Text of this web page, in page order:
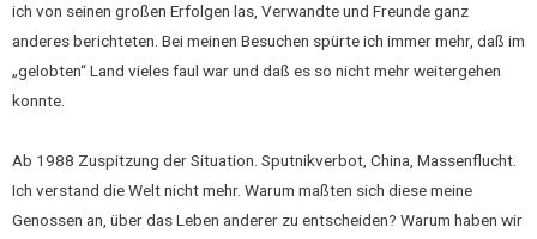
ich von seinen großen Erfolgen las, Verwandte und Freunde ganz
anderes berichteten. Bei meinen Besuchen spürte ich immer mehr, daß im
„gelobten“ Land vieles faul war und daß es so nicht mehr weitergehen
konnte.
Ab 1988 Zuspitzung der Situation. Sputnikverbot, China, Massenflucht.
Ich verstand die Welt nicht mehr. Warum maßten sich diese meine
Genossen an, über das Leben anderer zu entscheiden? Warum haben wir